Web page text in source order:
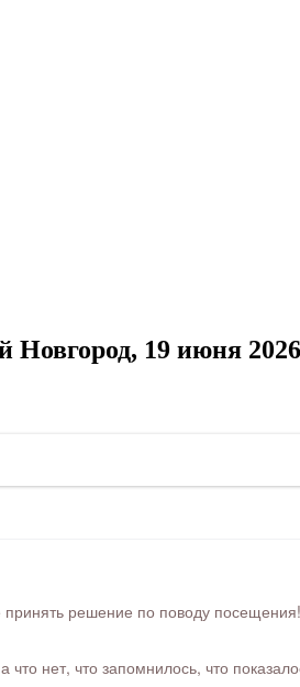
19 июня 2026
решение по поводу посещения!
нет, что запомнилось, что